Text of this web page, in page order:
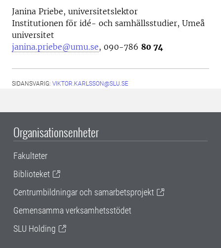
Janina Priebe, universitetslektor
Institutionen för idé- och samhällsstudier, Umeå
universitet
janina.priebe@umu.se, 090-786 80 74
SIDANSVARIG: VIKTOR.KARLSSON@SLU.SE
Organisationsenheter
Fakulteter
Biblioteket
Centrumbildningar och samarbetsprojekt
Gemensamma verksamhetsstödet
SLU Holding